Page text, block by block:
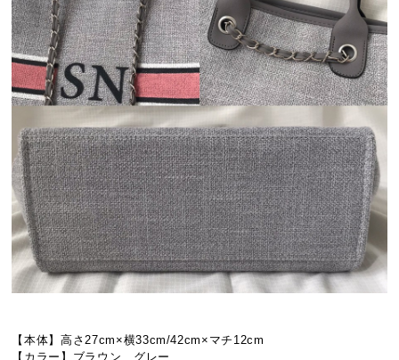
【本体】高さ27cm×横33cm/42cm×マチ12cm
【カラー】ブラウン、グレー